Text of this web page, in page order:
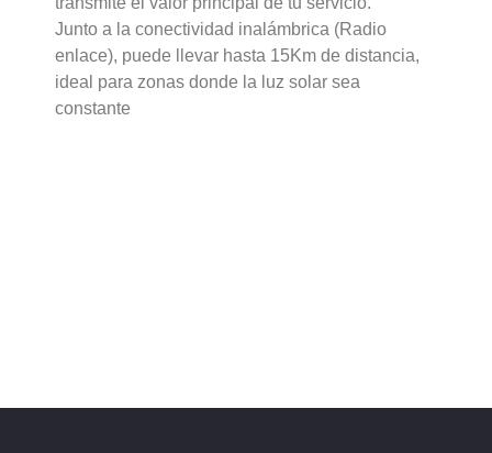
Junto a la conectividad inalámbrica (Radio
enlace), puede llevar hasta 15Km de distancia,
ideal para zonas donde la luz solar sea
constante